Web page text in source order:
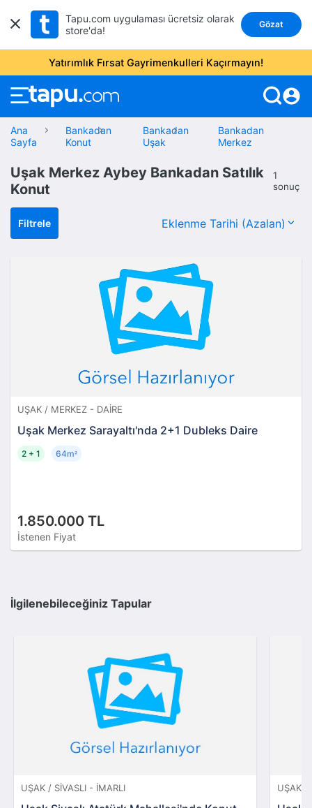
Tapu.com uygulaması ücretsiz olarak
store'da!
Gözat
Yatırımlık Fırsat Gayrimenkulleri Kaçırmayın!
account_circle
Ana
Sayfa
Bankadan
Konut
Bankadan
Uşak
Bankadan
Merkez
Uşak Merkez Aybey Bankadan Satılık
Konut
1
sonuç
Filtrele
UŞAK / MERKEZ - DAIRE
Uşak Merkez Sarayaltı'nda 2+1 Dubleks Daire
1.850.000 TL
İstenen Fiyat
2 + 1 64m²
İlgilenebileceğiniz Tapular
UŞAK / SIVASLI - İMARLI UŞAK /